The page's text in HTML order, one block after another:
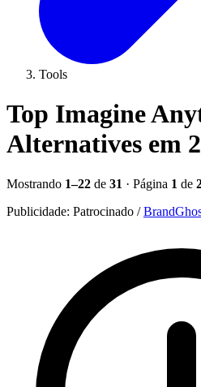
Tools
Top Imagine
Alternatives em
Mostrando 1–22 de 31 · Página 1 de
Publicidade: Patrocinado /